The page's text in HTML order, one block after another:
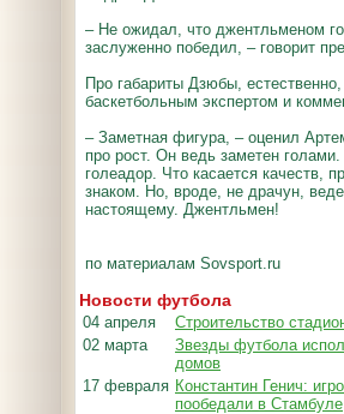
– Не ожидал, что джентльменом
заслуженно победил, – говорит
Про габариты Дзюбы,
баскетбольным экспертом и
– Заметная фигура, – оценил
про рост. Он ведь заметен
голеадор. Что касается качеств,
знаком. Но, вроде, не драчун,
настоящему. Джентльмен!
по материалам Sovsport.ru
Новости футбола
04 апреля
Строительство
02 марта
Звезды футбола
домов
17 февраля Константин Генич:
пообедали в Стамбуле